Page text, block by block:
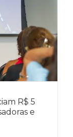
R$ 5
e